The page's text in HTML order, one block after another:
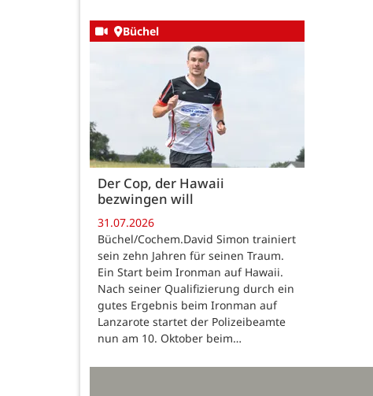
Büchel
Der Cop, der Hawaii
bezwingen will
31.07.2026
Büchel/Cochem.David Simon trainiert
sein zehn Jahren für seinen Traum.
Ein Start beim Ironman auf Hawaii.
Nach seiner Qualifizierung durch ein
gutes Ergebnis beim Ironman auf
Lanzarote startet der Polizeibeamte
nun am 10. Oktober beim…